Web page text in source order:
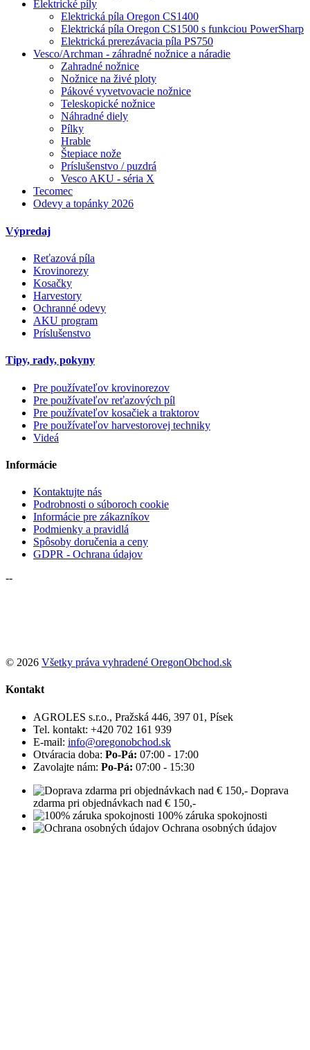
Elektrické píly
Elektrická píla Oregon CS1400
Elektrická píla Oregon CS1500 s funkciou PowerSharp
Elektrická prerezávacia píla PS750
Vesco/Archman - záhradné nožnice a náradie
Zahradné nožnice
Nožnice na živé ploty
Pákové vyvetvovacie nožnice
Teleskopické nožnice
Náhradné diely
Pílky
Hrable
Štepiace nože
Príslušenstvo / puzdrá
Vesco AKU - séria X
Tecomec
Odevy a topánky 2026
Výpredaj
Reťazová píla
Krovinorezy
Kosačky
Harvestory
Ochranné odevy
AKU program
Príslušenstvo
Tipy, rady, pokyny
Pre používateľov krovinorezov
Pre používateľov reťazových píl
Pre používateľov kosačiek a traktorov
Pre používateľov harvestorovej techniky
Videá
Informácie
Kontaktujte nás
Podrobnosti o súboroch cookie
Informácie pre zákazníkov
Podmienky a pravidlá
Spôsoby doručenia a ceny
GDPR - Ochrana údajov
--
© 2026 Všetky práva vyhradené OregonObchod.sk
Kontakt
AGROLES s.r.o., Pražská 446, 397 01, Písek
Tel. kontakt: +420 702 161 939
E-mail: info@oregonobchod.sk
Otváracia doba: Po-Pá: 07:00 - 17:00
Zavolajte nám: Po-Pá: 07:00 - 15:30
Doprava
zdarma pri objednávkach nad € 150,-
100% záruka spokojnosti
Ochrana osobných údajov